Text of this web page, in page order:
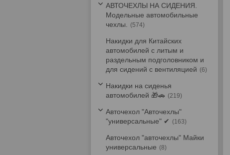
АВТОЧЕХЛЫ НА СИДЕНИЯ.
Модельные автомобильные
чехлы.
574
Накидки для Китайских
автомобилей с литым и
раздельным подголовником и
для сидений с вентиляцией
6
Накидки на сиденья
автомобилей 🎁🚗
219
Авточехол "Авточехлы"
"универсальные" ✔
163
Авточехол "авточехлы" Майки
универсальные
8